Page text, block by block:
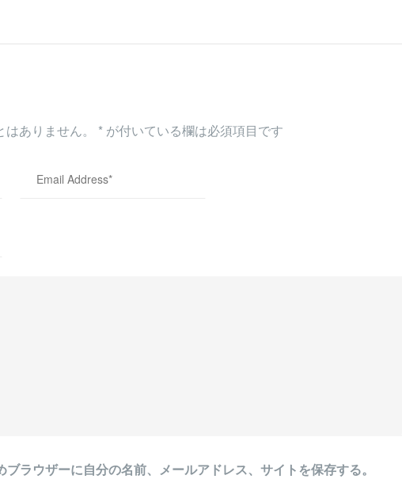
ありません。 * が付いている欄は必須項目です
ラウザーに自分の名前、メールアドレス、サイトを保存する。